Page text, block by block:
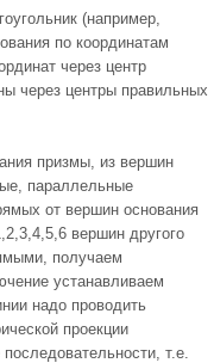
(например,
по координатам
через центр
через центры правильных
призмы, из вершин
параллельные
от вершин основания
вершин другого
получаем
устанавливаем
надо проводить
проекции
т.е.